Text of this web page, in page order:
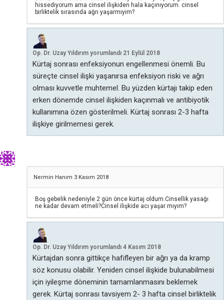
hissediyorum ama cinsel ilişkiden hala kaçınıyorum. cinsel
birliktelik sırasında ağrı yaşarmıyım?
Op. Dr. Uzay Yıldırım yorumlandı 21 Eylül 2018
Kürtaj sonrası enfeksiyonun engellenmesi önemli. Bu
süreçte cinsel ilişki yaşanırsa enfeksiyon riski ve ağrı
olması kuvvetle muhtemel. Bu yüzden kürtajı takip eden
erken dönemde cinsel ilişkiden kaçınmalı ve antibiyotik
kullanımına özen gösterilmeli. Kürtaj sonrası 2-3 hafta
ilişkiye girilmemesi gerek.
Nermin Hanım 3 Kasım 2018
Boş gebelik nedeniyle 2 gün önce kürtaj oldum.Cinsellik yasağı
ne kadar devam etmeli?Cinsel ilişkide acı yaşar mıyım?
Op. Dr. Uzay Yıldırım yorumlandı 4 Kasım 2018
Kürtajdan sonra gittikçe hafifleyen bir ağrı ya da kramp
söz konusu olabilir. Yeniden cinsel ilişkide bulunabilmesi
için iyileşme döneminin tamamlanmasını beklemek
gerek. Kürtaj sonrası tavsiyem 2- 3 hafta cinsel birliktelik